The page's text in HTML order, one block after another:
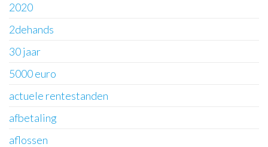
2020
2dehands
30 jaar
5000 euro
actuele rentestanden
afbetaling
aflossen